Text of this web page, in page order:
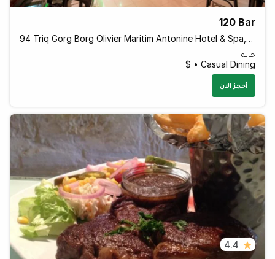
120 Bar
94 Triq Gorg Borg Olivier Maritim Antonine Hotel & Spa, Mellieha, Island of Malta MLH 1021 Malta
حانة
Casual Dining • $
أحجز الان
4.4